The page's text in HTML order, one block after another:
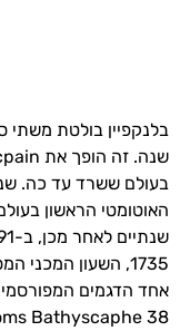
בעולם ששרד עד כה.
האוטומטי הראשון
1735, השעון המכני המסובך ביותר שנוצר אי פעם.